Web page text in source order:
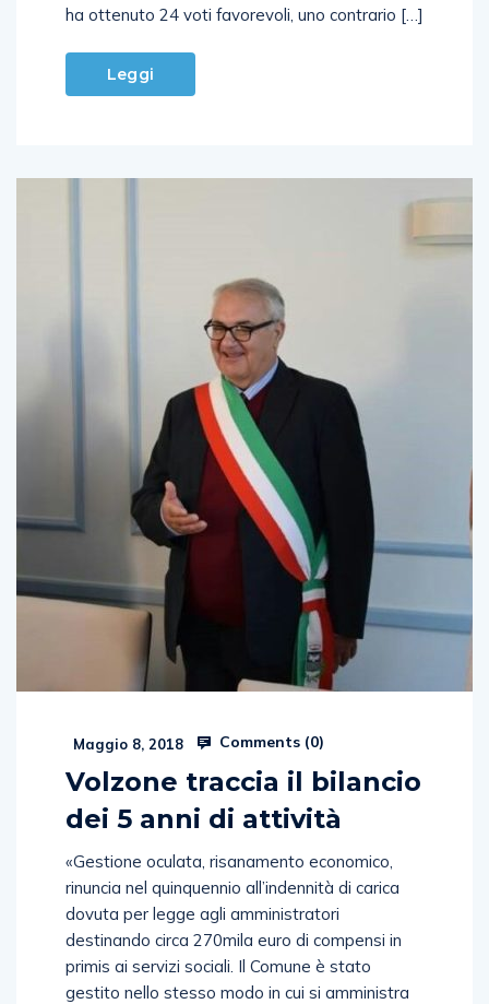
ha ottenuto 24 voti favorevoli, uno contrario […]
Leggi
Maggio 8, 2018 Comments (0)
Volzone traccia il bilancio
dei 5 anni di attività
«Gestione oculata, risanamento economico,
rinuncia nel quinquennio all’indennità di carica
dovuta per legge agli amministratori
destinando circa 270mila euro di compensi in
primis ai servizi sociali. Il Comune è stato
gestito nello stesso modo in cui si amministra